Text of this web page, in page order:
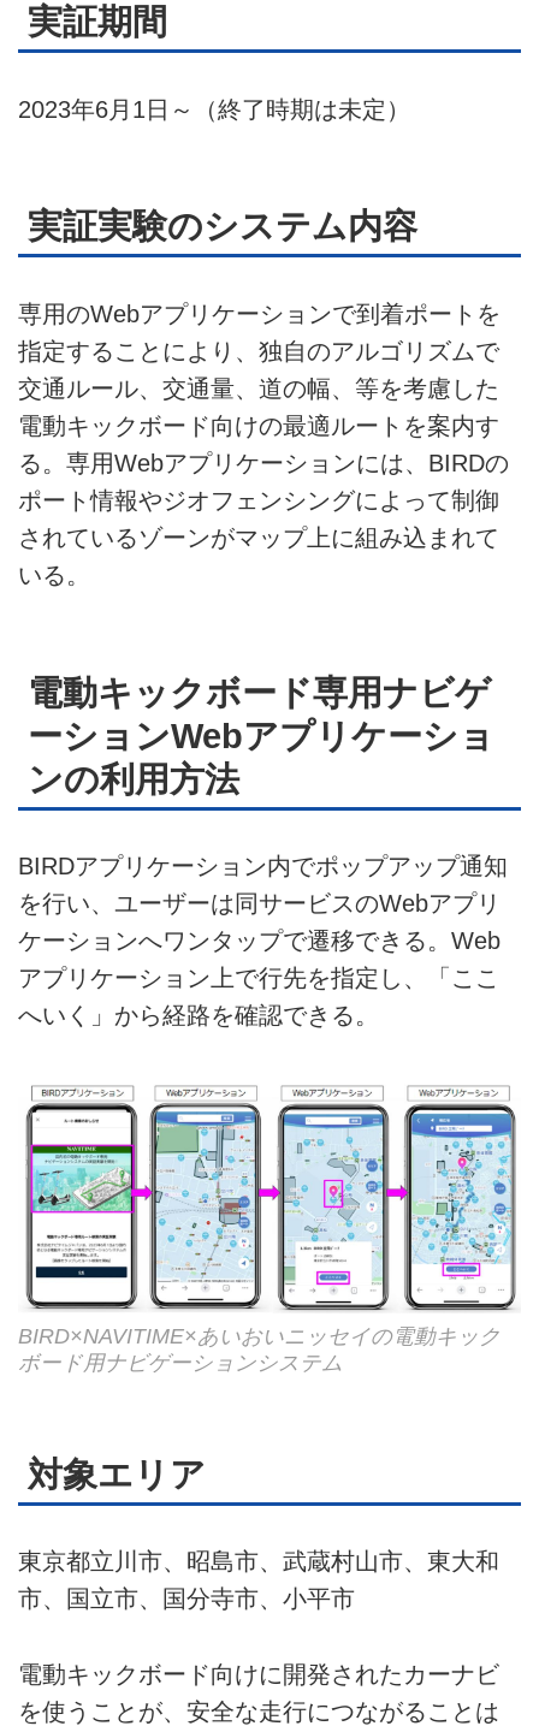
実証期間
2023年6月1日～（終了時期は未定）
実証実験のシステム内容
専用のWebアプリケーションで到着ポートを
指定することにより、独自のアルゴリズムで
交通ルール、交通量、道の幅、等を考慮した
電動キックボード向けの最適ルートを案内す
る。専用Webアプリケーションには、BIRDの
ポート情報やジオフェンシングによって制御
されているゾーンがマップ上に組み込まれて
いる。
電動キックボード専用ナビゲ
ーションWebアプリケーショ
ンの利用方法
BIRDアプリケーション内でポップアップ通知
を行い、ユーザーは同サービスのWebアプリ
ケーションへワンタップで遷移できる。Web
アプリケーション上で行先を指定し、「ここ
へいく」から経路を確認できる。
BIRD×NAVITIME×あいおいニッセイの電動キック
ボード用ナビゲーションシステム
対象エリア
東京都立川市、昭島市、武蔵村山市、東大和
市、国立市、国分寺市、小平市
電動キックボード向けに開発されたカーナビ
を使うことが、安全な走行につながることは